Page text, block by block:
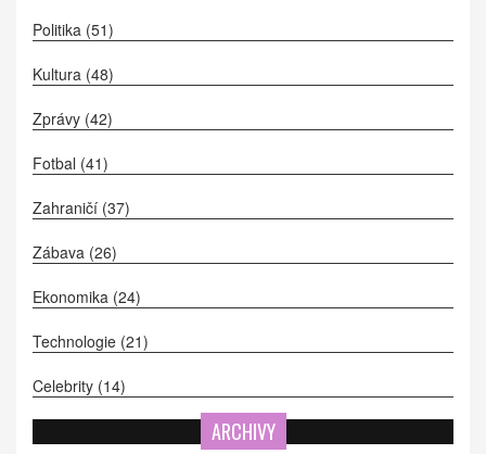
Politika (51)
Kultura (48)
Zprávy (42)
Fotbal (41)
Zahraničí (37)
Zábava (26)
Ekonomika (24)
Technologie (21)
Celebrity (14)
ARCHIVY